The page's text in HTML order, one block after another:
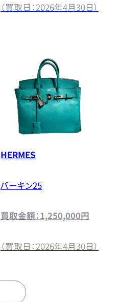
（買取日：2026年4月30日）
HERMES
バーキン25
買取金額：1,250,000円
（買取日：2026年4月30日）